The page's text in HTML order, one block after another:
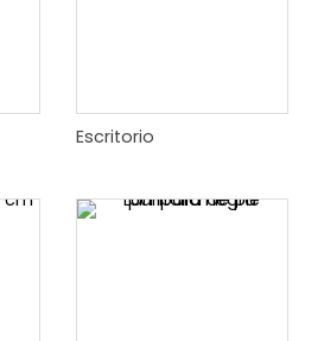
Escritorio